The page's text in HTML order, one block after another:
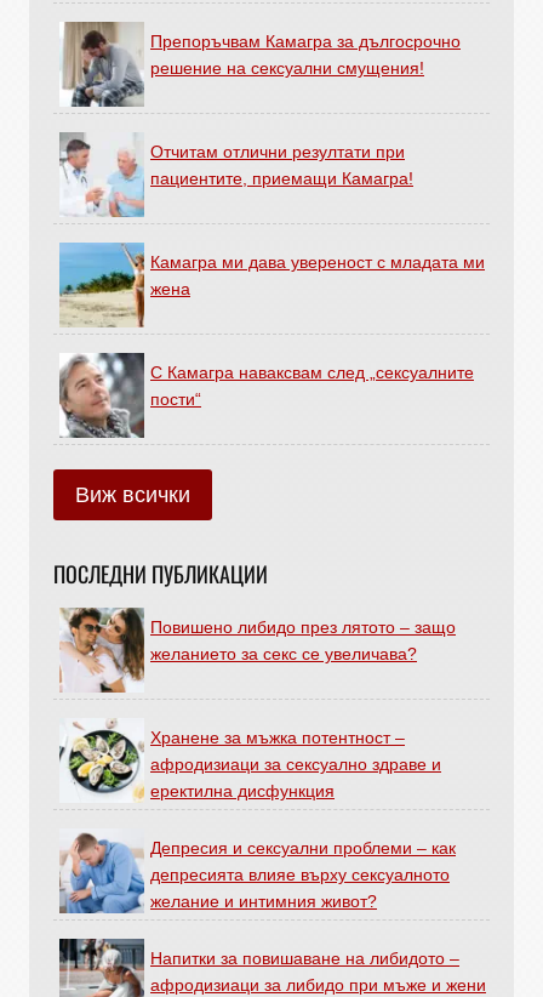
Препоръчвам Камагра за дългосрочно
решение на сексуални смущения!
Отчитам отлични резултати при
пациентите, приемащи Камагра!
Камагра ми дава увереност с младата ми
жена
С Камагра наваксвам след „сексуалните
пости“
Виж всички
ПОСЛЕДНИ ПУБЛИКАЦИИ
Повишено либидо през лятото – защо
желанието за секс се увеличава?
Хранене за мъжка потентност –
афродизиаци за сексуално здраве и
еректилна дисфункция
Депресия и сексуални проблеми – как
депресията влияе върху сексуалното
желание и интимния живот?
Напитки за повишаване на либидото –
афродизиаци за либидо при мъже и жени